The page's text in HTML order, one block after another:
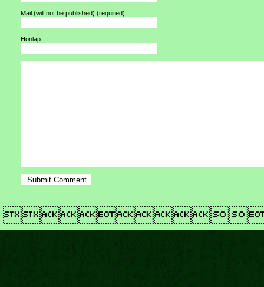
Mail (will not be published) (required)
Honlap